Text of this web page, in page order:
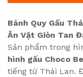
Bánh Quy Gấu
Ăn Vặt Giòn Tan
Sản phẩm trong
hình gấu Choco
tiếng từ Thái Lan.